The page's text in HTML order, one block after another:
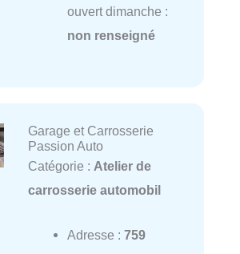
ouvert dimanche :
non renseigné
Garage et Carrosserie
Passion Auto
Catégorie : Atelier de
carrosserie automobil
Adresse : 759